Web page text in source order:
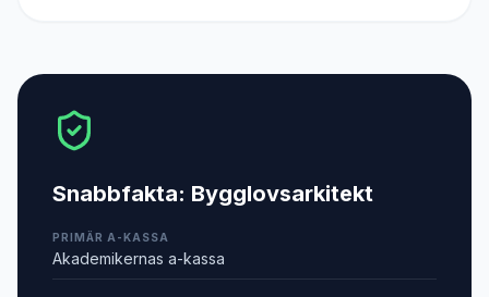
Snabbfakta: Bygglovsarkitekt
PRIMÄR A-KASSA
Akademikernas a-kassa